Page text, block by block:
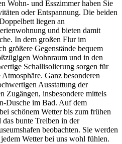
Wohn- und Esszimmer haben Sie
oder Entspannung. Die beiden
liegen an
und bieten damit
In dem großen Flur im
größere Gegenstände bequem
Wohnraum und in den
Schallisolierung sorgen für
Ganz besonderen
Ausstattung der
Zugängen, insbesondere mittels
Dusche im Bad. Auf dem
schönem Wetter bis zum frühen
bunte Treiben in der
beobachten. Sie werden
Wetter bei uns wohl fühlen.